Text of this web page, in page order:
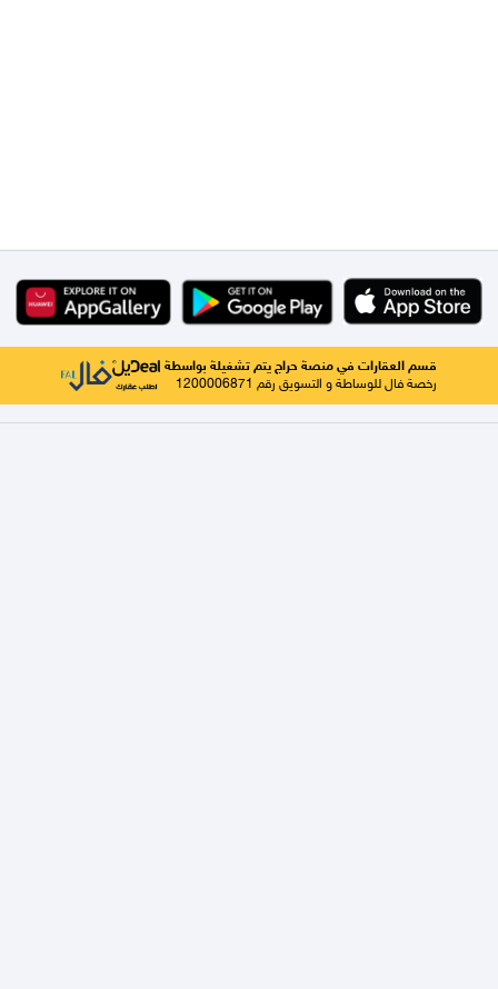
قسم العقارات في منصة حراج يتم تشغيلة بواسطة
رخصة فال للوساطة و التسويق رقم 1200006871